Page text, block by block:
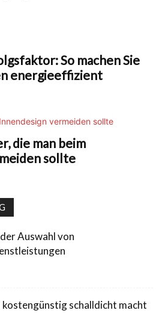
So machen Sie
energieeffizient
die man beim
sollte
Auswahl von
kostengünstig schalldicht macht